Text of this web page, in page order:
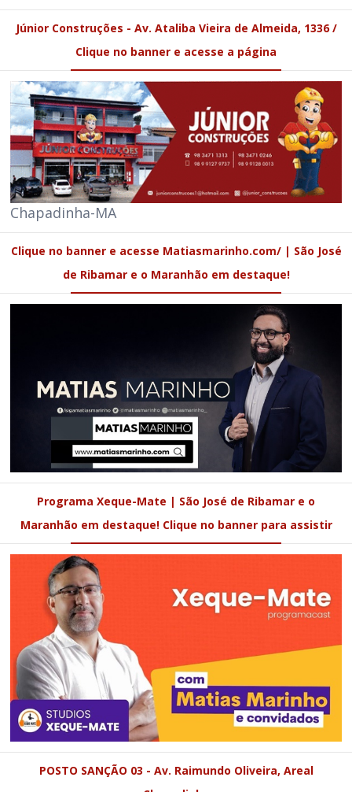
Júnior Construções - Av. Ataliba Vieira de Almeida, 1336 /
Clique no banner e acesse a página
Chapadinha-MA
Clique no banner e acesse Matiasmarinho.com/ | São José
de Ribamar e o Maranhão em destaque!
Programa Xeque-Mate | São José de Ribamar e o
Maranhão em destaque! Clique no banner para assistir
POSTO SANÇÃO 03 - Av. Raimundo Oliveira, Areal